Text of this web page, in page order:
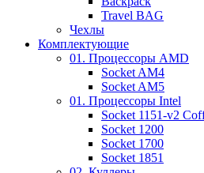
Travel BAG
Чехлы
Комплектующие
01. Процессоры AMD
Socket AM4
Socket AM5
01. Процессоры Intel
Socket 1151-v2
Socket 1200
Socket 1700
Socket 1851